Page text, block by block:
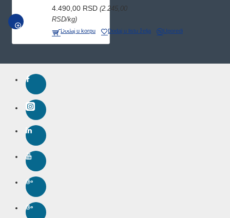
BRZI PREGLED
4.490,00 RSD (2.245,00
RSD/kg)
Dodaj u korpu Dodaj u listu želja Uporedi